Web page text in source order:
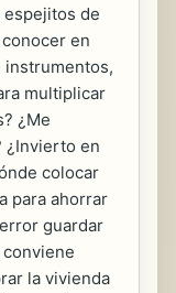
de
en
instrumentos,
multiplicar
¿Me
¿Invierto en
colocar
para ahorrar
guardar
la vivienda